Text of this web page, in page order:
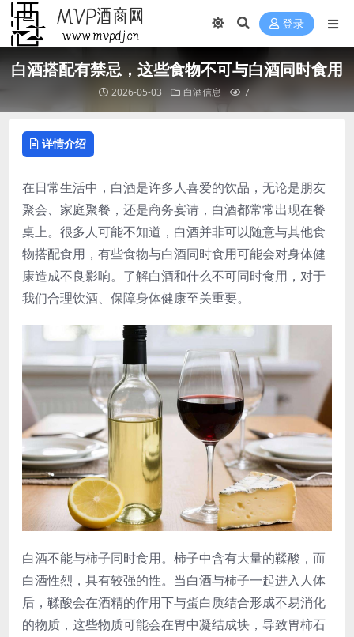
登录
白酒搭配有禁忌，这些食物不可与白酒同时食用
2026-05-03 白酒信息 7
详情介绍
在日常生活中，白酒是许多人喜爱的饮品，无论是朋友
聚会、家庭聚餐，还是商务宴请，白酒都常常出现在餐
桌上。很多人可能不知道，白酒并非可以随意与其他食
物搭配食用，有些食物与白酒同时食用可能会对身体健
康造成不良影响。了解白酒和什么不可同时食用，对于
我们合理饮酒、保障身体健康至关重要。
白酒不能与柿子同时食用。柿子中含有大量的鞣酸，而
白酒性烈，具有较强的性。当白酒与柿子一起进入人体
后，鞣酸会在酒精的作用下与蛋白质结合形成不易消化
的物质，这些物质可能会在胃中凝结成块，导致胃柿石